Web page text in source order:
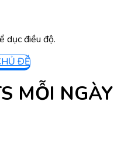
dục điều độ.
ĐỀ
MỖI NGÀY